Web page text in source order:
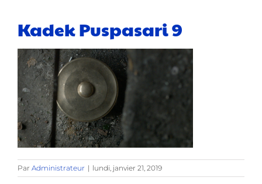
Kadek Puspasari 9
Par Administrateur | lundi, janvier 21, 2019